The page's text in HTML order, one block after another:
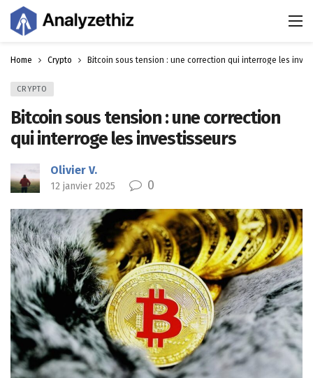
Home Crypto Bitcoin sous tension : une correction qui interroge les
CRYPTO
Bitcoin sous tension : une correction
qui interroge les investisseurs
Olivier V.
12 janvier 2025 0